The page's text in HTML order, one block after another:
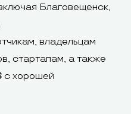
Благовещенск,
владельцам
стартапам, а также
с хорошей